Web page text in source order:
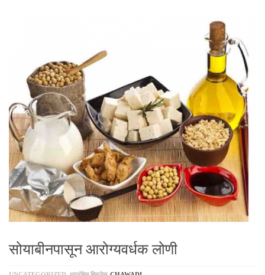
सोयाबीनपासून आरोग्यवर्धक लोणी